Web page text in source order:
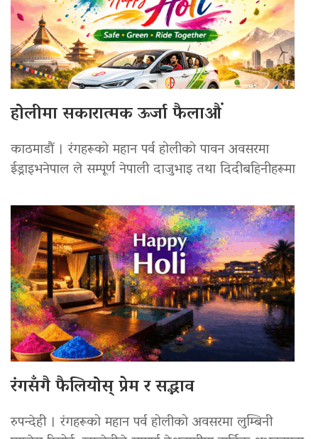
होलीमा सकारात्मक ऊर्जा फैलाऔं
काठमाडौं । रंगहरूको महान पर्व होलीको पावन अवसरमा
ईड्राइभनेपाल ले सम्पूर्ण नेपाली दाजुभाइ तथा दिदीबहिनीहरूमा
रंगसँगै फैलियोस् प्रेम र सद्भाव
रुपन्देही । रंगहरूको महान पर्व होलीको अवसरमा लुम्बिनी